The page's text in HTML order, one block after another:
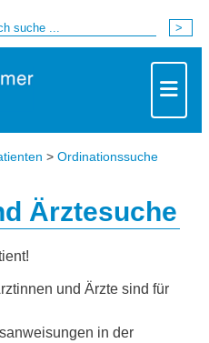
> Ordinationssuche
Ärztesuche
und Ärzte sind für
in der